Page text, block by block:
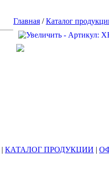
Главная /Каталог
| КАТАЛОГ ПРОДУКЦИИ |